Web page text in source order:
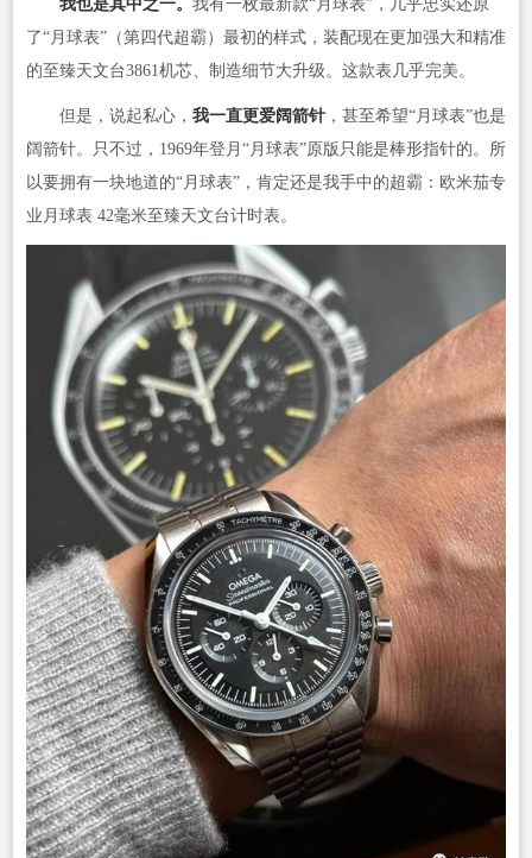
我也是其中之一。 我有一枚最新款“月球表”，几乎忠实还原
了“月球表”（第四代超霸）最初的样式，装配现在更加强大和精准
的至臻天文台3861机芯、制造细节大升级。这款表几乎完美。
但是，说起私心， 我一直更爱阔箭针，甚至希望“月球表”也是
阔箭针。只不过，1969年登月“月球表”原版只能是棒形指针的。所
以要拥有一块地道的“月球表”，肯定还是我手中的超霸：欧米茄专
业月球表 42毫米至臻天文台计时表。